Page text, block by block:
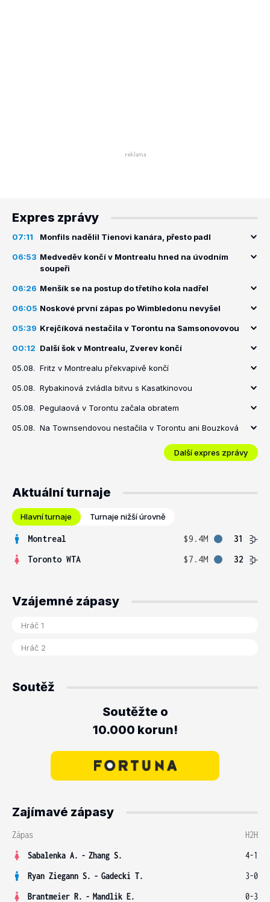
Expres zprávy
07:11 Monfils nadělil Tienovi kanára, přesto padl
06:53 Medveděv končí v Montrealu hned na úvodním
soupeři
06:26 Menšík se na postup do třetího kola nadřel
06:05 Noskové první zápas po Wimbledonu nevyšel
05:39 Krejčíková nestačila v Torontu na Samsonovovou
00:12 Další šok v Montrealu, Zverev končí
05.08. Fritz v Montrealu překvapivě končí
05.08. Rybakinová zvládla bitvu s Kasatkinovou
05.08. Pegulaová v Torontu začala obratem
05.08. Na Townsendovou nestačila v Torontu ani Bouzková
Další expres zprávy
Aktuální turnaje
Hlavní turnaje Turnaje nižší úrovně
Montreal $9.4M
31
Toronto WTA
$7.4M 32
Vzájemné zápasy
Soutěž
Soutěžte o
10.000 korun!
Zajímavé zápasy
Zápas
H2H
Sabalenka A. - Zhang S.
4-1
Ryan Ziegann S. - Gadecki T.
3-0
Brantmeier R. - Mandlik E.
0-3